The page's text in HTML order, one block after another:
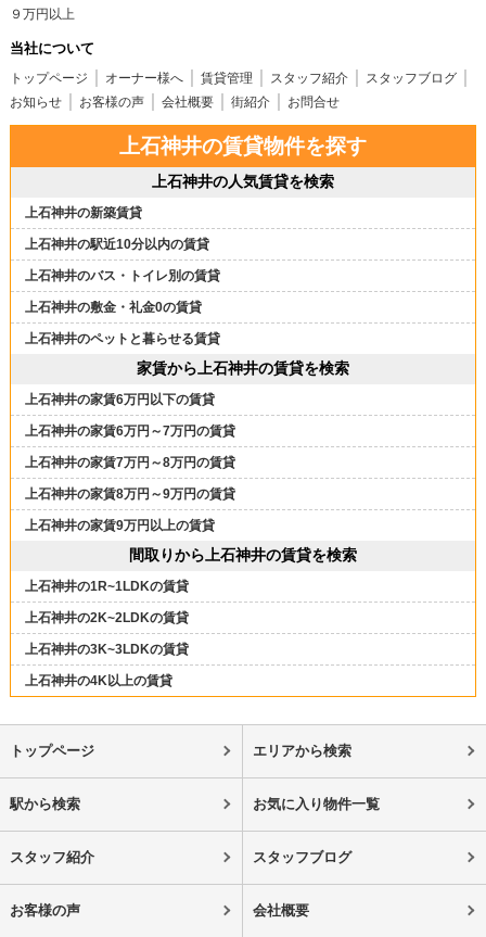
９万円以上
当社について
トップページ オーナー様へ 賃貸管理 スタッフ紹介
スタッフブログ
お知らせ
お客様の声 会社概要 街紹介 お問合せ
上石神井の賃貸物件を探す
上石神井の人気賃貸を検索
上石神井の新築賃貸
上石神井の駅近10分以内の賃貸
上石神井のバス・トイレ別の賃貸
上石神井の敷金・礼金0の賃貸
上石神井のペットと暮らせる賃貸
家賃から上石神井の賃貸を検索
上石神井の家賃6万円以下の賃貸
上石神井の家賃6万円～7万円の賃貸
上石神井の家賃7万円～8万円の賃貸
上石神井の家賃8万円～9万円の賃貸
上石神井の家賃9万円以上の賃貸
間取りから上石神井の賃貸を検索
上石神井の1R~1LDKの賃貸
上石神井の2K~2LDKの賃貸
上石神井の3K~3LDKの賃貸
上石神井の4K以上の賃貸
トップページ エリアから検索
駅から検索 お気に入り物件一覧
スタッフ紹介 スタッフブログ
お客様の声 会社概要